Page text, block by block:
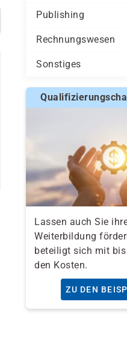
Publishing
Rechnungswesen
Sonstiges
Lassen auch Sie
Weiterbildung
beteiligt sich mit bis
den Kosten.
ZU DEN